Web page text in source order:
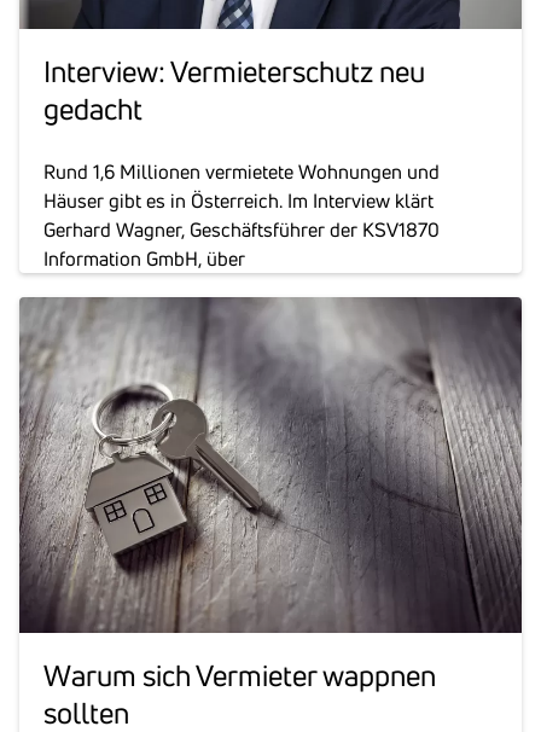
Inter­view: Vermie­ter­schutz neu
gedacht
Rund 1,6 Millionen vermietete Wohnungen und
Häuser gibt es in Österreich. Im Interview klärt
Gerhard Wagner, Geschäftsführer der KSV1870
Information GmbH, über
Warum sich Vermieter wappnen
sollten